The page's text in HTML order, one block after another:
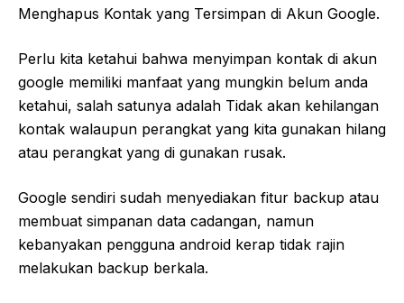
Menghapus Kontak yang Tersimpan di Akun Google.
Perlu kita ketahui bahwa menyimpan kontak di akun
google memiliki manfaat yang mungkin belum anda
ketahui, salah satunya adalah Tidak akan kehilangan
kontak walaupun perangkat yang kita gunakan hilang
atau perangkat yang di gunakan rusak.
Google sendiri sudah menyediakan fitur backup atau
membuat simpanan data cadangan, namun
kebanyakan pengguna android kerap tidak rajin
melakukan backup berkala.